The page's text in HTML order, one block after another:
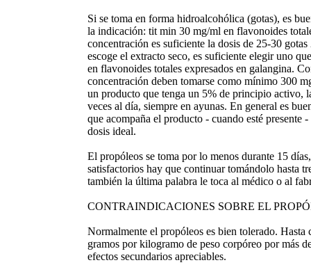
Si se toma en forma hidroalcohólica (gotas), es
la indicación: tit min 30 mg/ml en flavonoides
concentración es suficiente la dosis de 25-30
escoge el extracto seco, es suficiente elegir uno
en flavonoides totales expresados en galangina.
concentración deben tomarse como mínimo 300
un producto que tenga un 5% de principio activo,
veces al día, siempre en ayunas. En general es
que acompaña el producto - cuando esté presente
dosis ideal.
El propóleos se toma por lo menos durante 15
satisfactorios hay que continuar tomándolo hasta
también la última palabra le toca al médico o al
CONTRAINDICACIONES SOBRE EL
Normalmente el propóleos es bien tolerado. Hasta
gramos por kilogramo de peso corpóreo por más
efectos secundarios apreciables.